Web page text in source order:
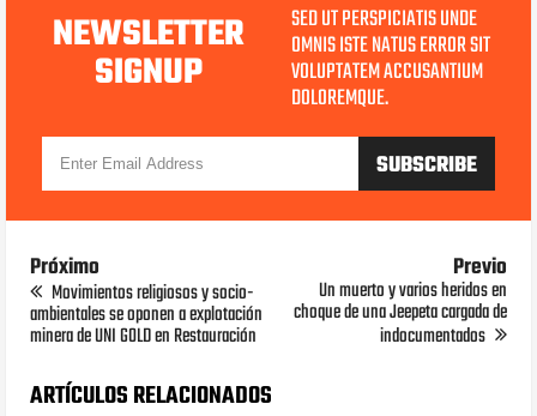
NEWSLETTER
SIGNUP
SED UT PERSPICIATIS UNDE
OMNIS ISTE NATUS ERROR SIT
VOLUPTATEM ACCUSANTIUM
DOLOREMQUE.
Próximo
Movimientos religiosos y socio-
ambientales se oponen a explotación
minera de UNI GOLD en Restauración
Previo
Un muerto y varios heridos en
choque de una Jeepeta cargada de
indocumentados
ARTÍCULOS RELACIONADOS